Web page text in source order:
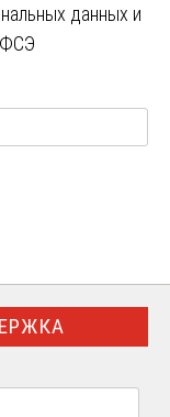
данных и
ФСЭ